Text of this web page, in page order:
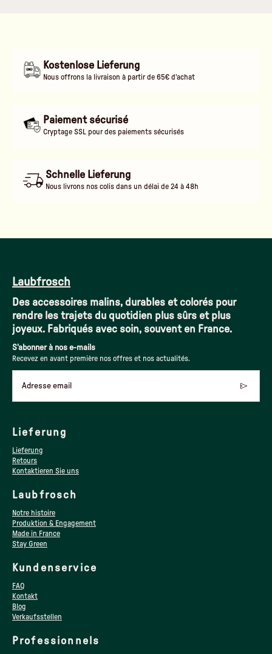
Kostenlose Lieferung
Nous offrons la livraison à partir de 65€ d'achat
Paiement sécurisé
Cryptage SSL pour des paiements sécurisés
Schnelle Lieferung
Nous livrons nos colis dans un délai de 24 à 48h
Laubfrosch
Des accessoires malins, durables et colorés pour
rendre les trajets du quotidien plus sûrs et plus
joyeux. Fabriqués avec soin, souvent en France.
S'abonner à nos e-mails
Recevez en avant première nos offres et nos actualités.
Adresse email
Lieferung
Lieferung
Retours
Kontaktieren Sie uns
Laubfrosch
Notre histoire
Produktion & Engagement
Made in France
Stay Green
Kundenservice
FAQ
Kontakt
Blog
Verkaufsstellen
Professionnels